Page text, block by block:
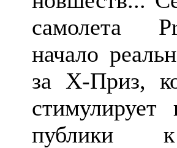
самолета
начало
за Х-Приз,
стимулирует
публики к